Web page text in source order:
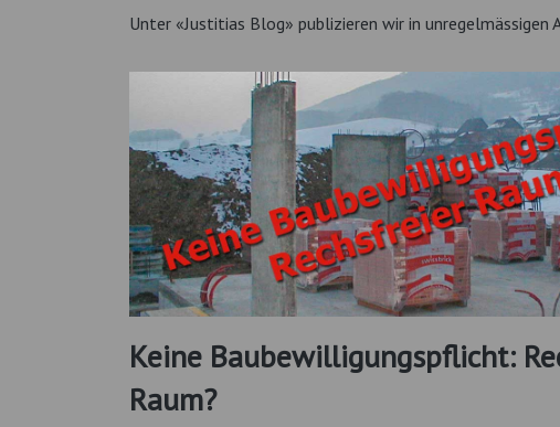
Unter «Justitias Blog» publizieren wir in unregelmässigen
Keine Baubewilligungspflicht:
Raum?